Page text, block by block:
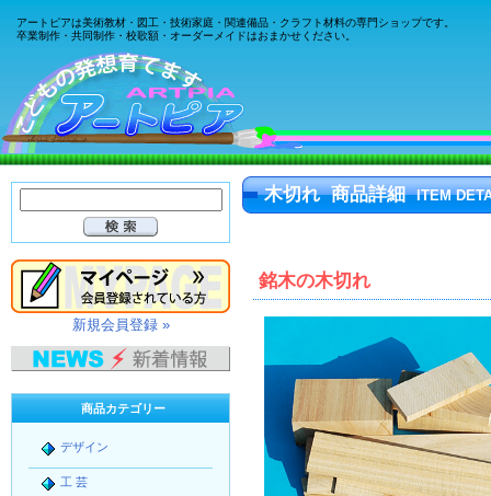
アートピアは美術教材・図工・技術家庭・関連備品・クラフト材料の専門ショップです。
卒業制作・共同制作・校歌額・オーダーメイドはおまかせください。
木切れ 商品詳細 ITEM
銘木の木切れ
新規会員登録 »
商品カテゴリー
デザイン
工 芸